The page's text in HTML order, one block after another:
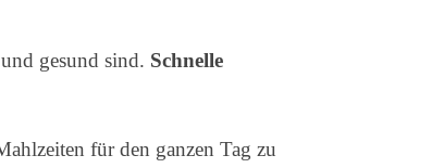
gesund sind. Schnelle
für den ganzen Tag zu